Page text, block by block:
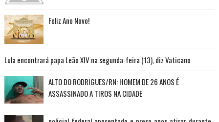
Feliz Ano Novo!
Lula encontrará papa Leão XIV na segunda-feira (13), diz Vaticano
ALTO DO RODRIGUES/RN: HOMEM DE 26 ANOS É
ASSASSINADO A TIROS NA CIDADE